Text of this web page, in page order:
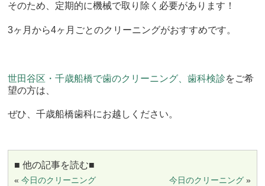
そのため、定期的に機械で取り除く必要があります！
3ヶ月から4ヶ月ごとのクリーニングがおすすめです。
世田谷区・千歳船橋で歯のクリーニング、歯科検診をご希
望の方は、
ぜひ、千歳船橋歯科にお越しください。
■ 他の記事を読む■
«今日のクリーニング 今日のクリーニング»